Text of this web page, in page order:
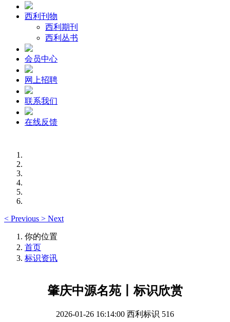
西利刊物
西利期刊
西利丛书
会员中心
网上招聘
联系我们
在线反馈
< Previous > Next
你的位置
首页
标识资讯
肇庆中源名苑丨标识欣赏
2026-01-26 16:14:00 西利标识 516